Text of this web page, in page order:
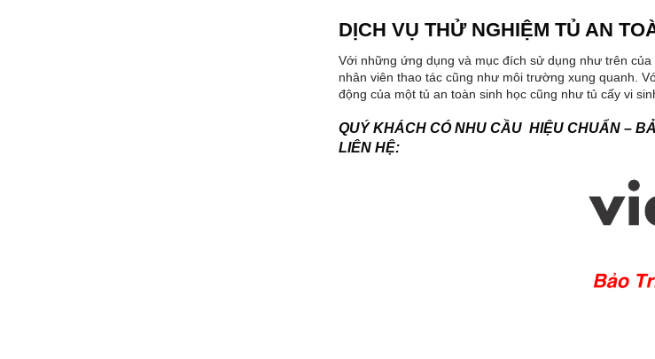
DỊCH VỤ THỬ NGHIỆM TỦ AN
Với những ứng dụng và mục đích sử dụng như trên
nhân viên thao tác cũng như môi trường xung quanh.
động của một tủ an toàn sinh học cũng như tủ cấy vi
QUÝ KHÁCH CÓ NHU CẦU HIỆU CHUẨN –
LIÊN HỆ: